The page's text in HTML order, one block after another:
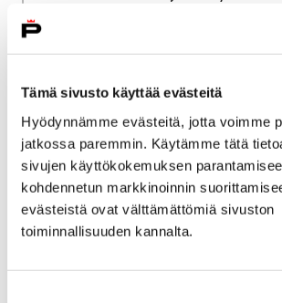
Tämä sivusto käyttää evästeitä
Hyödynnämme evästeitä, jotta voimme
jatkossa paremmin. Käytämme tätä
sivujen käyttökokemuksen
kohdennetun markkinoinnin
evästeistä ovat välttämättömiä sivuston
toiminnallisuuden kannalta.
täyskustannushinnat
Perusturvan
ja